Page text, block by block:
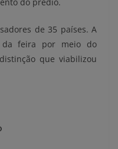
de 35 países. A
da feira por meio do
que viabilizou